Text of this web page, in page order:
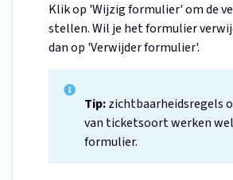
Klik op 'Wijzig formulier' om de
stellen. Wil je het formulier
dan op 'Verwijder formulier'.
Tip:zichtbaarheidsregels
van ticketsoort werken
formulier.